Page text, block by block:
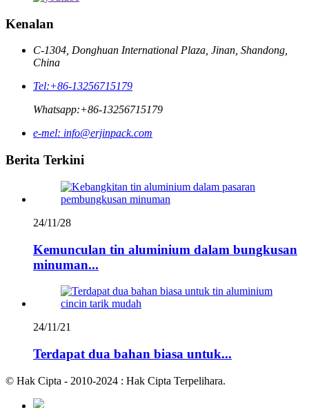
Kenalan
C-1304, Donghuan International Plaza, Jinan, Shandong,
China
Tel:+86-13256715179
Whatsapp:+86-13256715179
e-mel: info@erjinpack.com
Berita Terkini
24/11/28
Kemunculan tin aluminium dalam bungkusan
minuman...
24/11/21
Terdapat dua bahan biasa untuk...
© Hak Cipta - 2010-2024 : Hak Cipta Terpelihara.